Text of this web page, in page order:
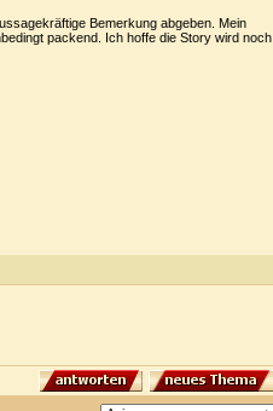
Bemerkung abgeben. Mein
packend. Ich hoffe die Story wird noch